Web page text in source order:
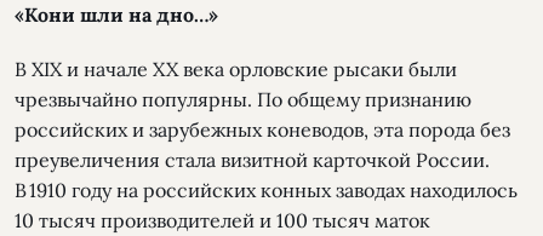
«Кони шли на дно…»
В XIX и начале XX века орловские рысаки были
чрезвычайно популярны. По общему признанию
российских и зарубежных коневодов, эта порода без
преувеличения стала визитной карточкой России.
В 1910 году на российских конных заводах находилось
10 тысяч производителей и 100 тысяч маток